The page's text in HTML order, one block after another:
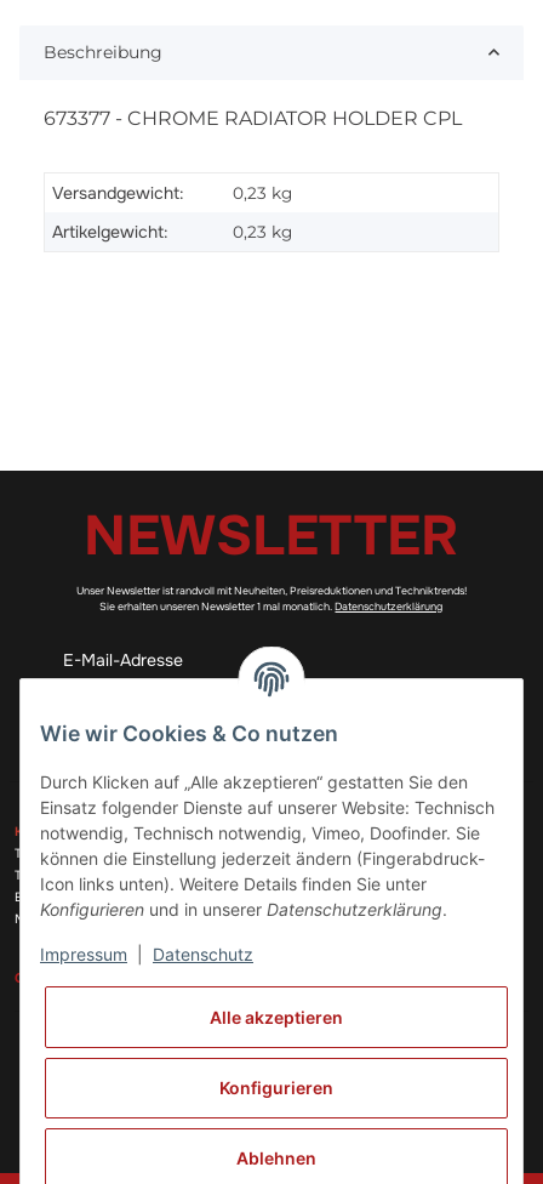
Beschreibung
673377 - CHROME RADIATOR HOLDER CPL
Versandgewicht: 0,23 kg
Artikelgewicht: 0,23 kg
NEWSLETTER
Unser Newsletter ist randvoll mit Neuheiten, Preisreduktionen und Techniktrends!
Sie erhalten unseren Newsletter 1 mal monatlich.Datenschutzerklärung
Abonnieren
KONTAKT
Telefon:+49 (0)6074 816 08 0
Telefax:
+49 (0)6074 215 08 60
E-Mail:
info@meinhausgeraetedoc.de
Max Planck Str. 6 c, 63322 Rödermark
GESETZLICHE INFORMATIONEN
ZAHLUNGSARTEN
VERSANDARTEN
Vertrag widerrufen
Wie wir Cookies & Co nutzen
Durch Klicken auf „Alle akzeptieren“ gestatten Sie den
Einsatz folgender Dienste auf unserer Website: Technisch
notwendig, Technisch notwendig, Vimeo, Doofinder. Sie
können die Einstellung jederzeit ändern (Fingerabdruck-
Icon links unten). Weitere Details finden Sie unter
Konfigurieren und in unserer Datenschutzerklärung.
Impressum Datenschutz
Alle akzeptieren
Konfigurieren
Ablehnen